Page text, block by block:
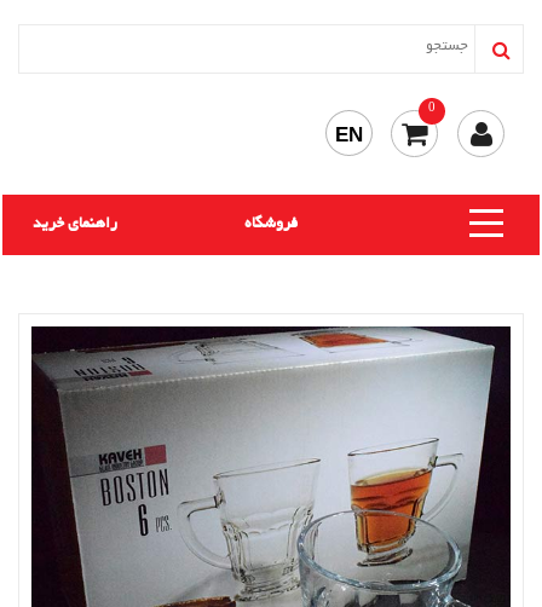
0
EN
راهنمای خرید فروشگاه